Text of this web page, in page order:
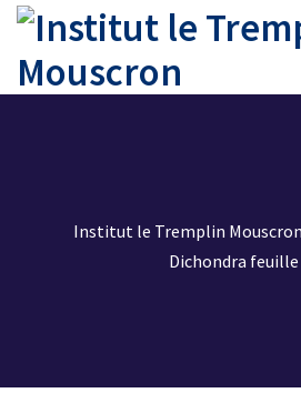
Institut le Tremplin Mouscron
Dichondra